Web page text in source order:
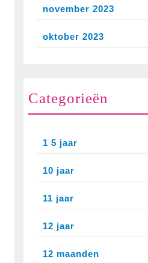
november 2023
oktober 2023
Categorieën
1 5 jaar
10 jaar
11 jaar
12 jaar
12 maanden